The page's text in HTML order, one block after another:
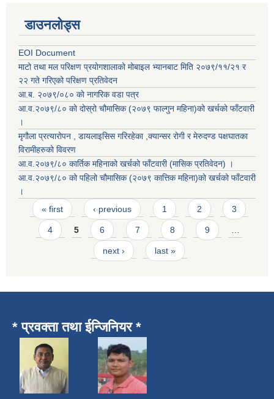
डाउनलोड्स
EOI Document
माटो तथा मल परिक्षण प्रयोगशालाको मोबाइल भ्यानबाट मिति २०७९/११/२१ र
२२ गते गरिएको परिक्षण प्रतिवेदन
आ.ब. २०७९/०८० काे नागरिक वडा पत्र
आ.व.२०७९/८० को दोस्रो चौमासिक (२०७९ फाल्गुन महिना)को खर्चको फाँटवारी
।
मृगौला प्रत्यारोपन , डायलाइसिस गरिरहेका ,क्यान्सर रोगी र मेरुदण्ड पक्षघातका
विरामीहरुको विवरण
आ.व.२०७९/८० कार्तिक महिनाको खर्चको फाँटवारी (मासिक प्रतिवेदन) ।
आ.व.२०७९/८० को पहिलो चौमासिक (२०७९ कात्तिक महिना)को खर्चको फाँटवारी
।
Pages
« first ‹ previous 1 2 3
4 5 6 7 8 9
next › last »
* प्रवक्ता तथा ईन्जिनियर *